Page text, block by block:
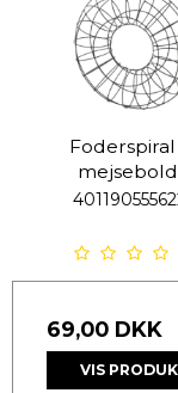
69,00 DKK
VIS